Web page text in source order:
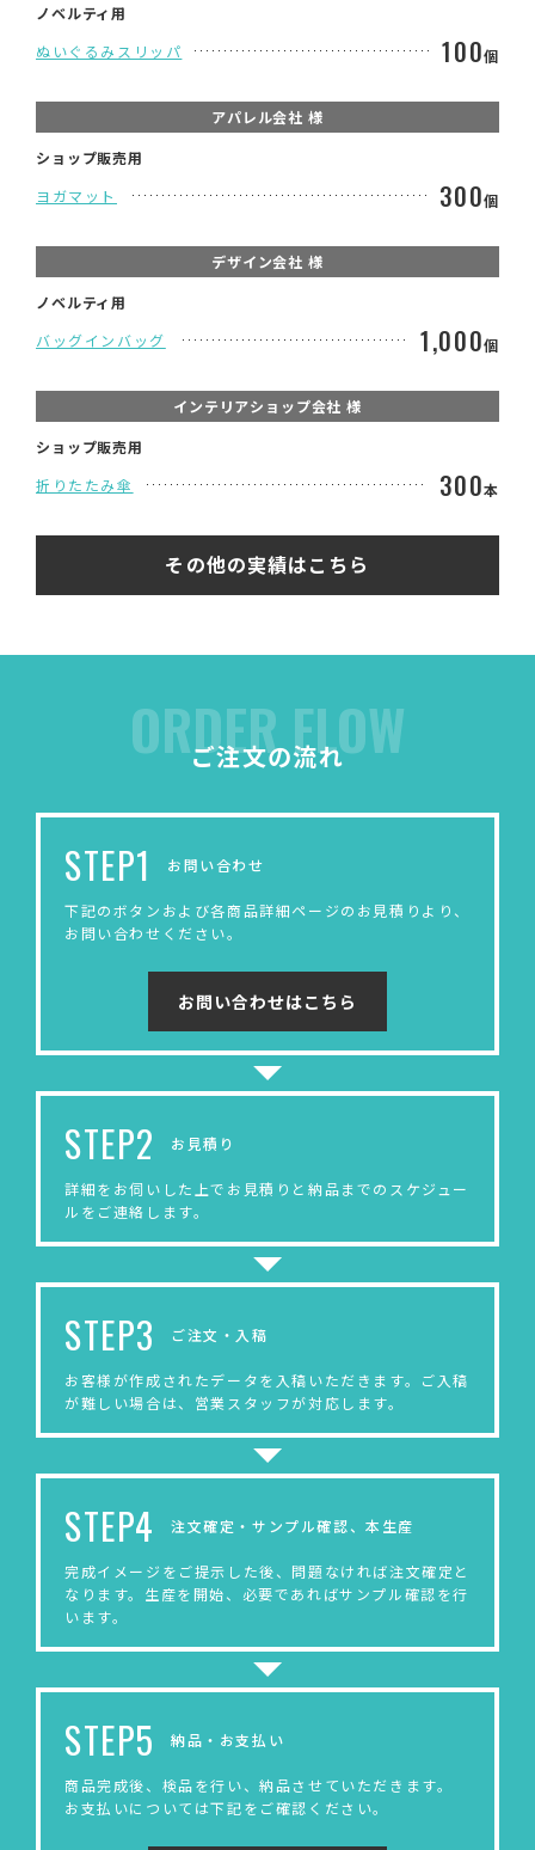
ノベルティ用
ぬいぐるみスリッパ
100個
アパレル会社 様
ショップ販売用
ヨガマット
300個
デザイン会社 様
ノベルティ用
バッグインバッグ
1,000個
インテリアショップ会社 様
ショップ販売用
折りたたみ傘
300本
その他の実績はこちら
ORDER FLOW
ご注文の流れ
STEP1 お問い合わせ
下記のボタンおよび各商品詳細ページのお見積りより、
お問い合わせください。
お問い合わせはこちら
STEP2 お見積り
詳細をお伺いした上でお見積りと納品までのスケジュー
ルをご連絡します。
STEP3 ご注文・入稿
お客様が作成されたデータを入稿いただきます。ご入稿
が難しい場合は、営業スタッフが対応します。
STEP4 注文確定・サンプル確認、本生産
完成イメージをご提示した後、問題なければ注文確定と
なります。生産を開始、必要であればサンプル確認を行
います。
STEP5 納品・お支払い
商品完成後、検品を行い、納品させていただきます。
お支払いについては下記をご確認ください。